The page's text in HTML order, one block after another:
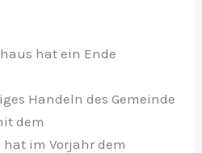
hat ein Ende
Handeln des Gemeinde
dem
im Vorjahr dem